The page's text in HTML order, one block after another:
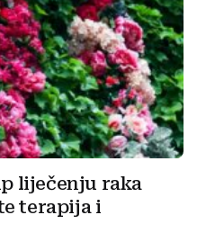
liječenju raka
terapija i